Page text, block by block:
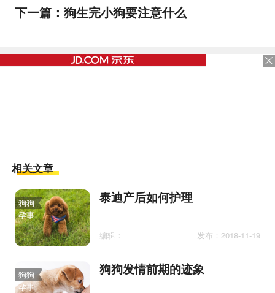
下一篇： 狗生完小狗要注意什么
相关文章
狗狗
孕事
泰迪产后如何护理
编辑： 发布：2018-11-19
狗狗
孕事
狗狗发情前期的迹象